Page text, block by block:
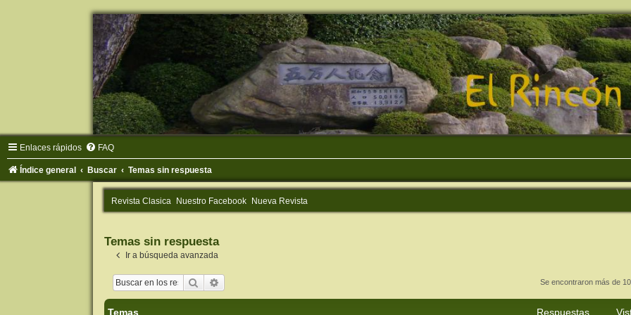
Enlaces rápidos FAQ
Índice general Buscar Temas sin respuesta
Revista Clasica Nuestro Facebook Nueva Revista
Temas sin respuesta
Ir a búsqueda avanzada
Buscar Se encontraron más de
Temas Respuestas